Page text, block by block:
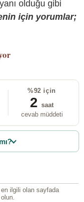
olduğu gibi
için yorumlar;
%92 için
2 saat
cevab müddeti
en ilgili olan sayfada